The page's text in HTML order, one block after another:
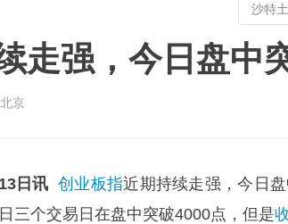
走强，今日盘中
北京
日讯 创业板指近期持续走强，今日
三个交易日在盘中突破4000点，但是